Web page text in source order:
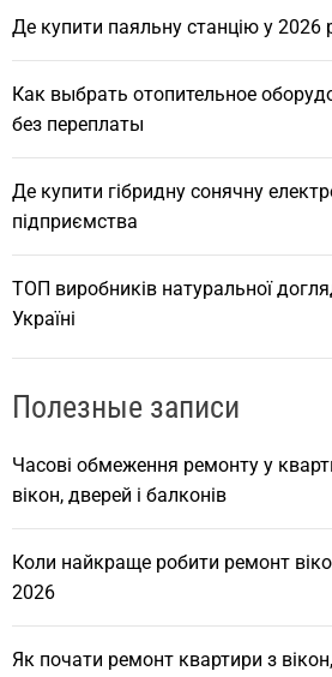
Де купити паяльну станцію у 2026
Как выбрать отопительное
без переплаты
Де купити гібридну сонячну
підприємства
ТОП виробників натуральної
Україні
Полезные записи
Часові обмеження ремонту у
вікон, дверей і балконів
Коли найкраще робити ремонт
2026
Як почати ремонт квартири з